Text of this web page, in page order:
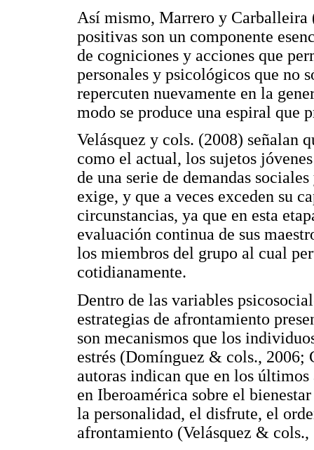
Así mismo, Marrero y Carballeira
positivas son un componente
de cogniciones y acciones que
personales y psicológicos que no
repercuten nuevamente en la
modo se produce una espiral que
Velásquez y cols. (2008) señalan
como el actual, los sujetos
de una serie de demandas
exige, y que a veces exceden su
circunstancias, ya que en esta
evaluación continua de sus
los miembros del grupo al cual
cotidianamente.
Dentro de las variables
estrategias de afrontamiento
son mecanismos que los
estrés (Domínguez & cols., 2006;
autoras indican que en los
en Iberoamérica sobre el
la personalidad, el disfrute, el
afrontamiento (Velásquez &